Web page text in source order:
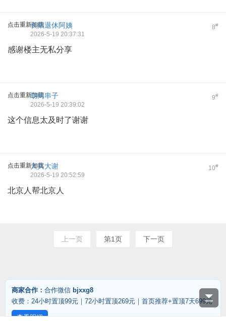
点击重新加载 8#
长阳退休阿姨
2026-5-19 20:37:31
感谢楼主无私分享
点击重新加载 9#
胡同串子
2026-5-19 20:39:02
这个信息太及时了谢谢
点击重新加载 10#
大兴大谢
2026-5-19 20:52:59
北京人帮北京人
上一页 第1页 下一页
商家合作： 合作微信 bjxxg8
收费：24小时置顶99元｜72小时置顶269元｜首页推荐+置顶7天699元
查看明细